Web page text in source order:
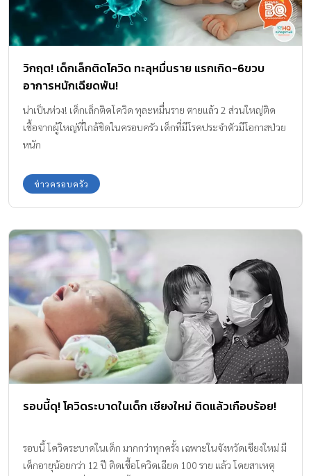
วิกฤต! เด็กเล็กติดโควิด ทะลุหมื่นราย แรกเกิด-6ขวบ
อาการหนักเฉียดพัน!
น่าเป็นห่วง! เด็กเล็กติดโควิด ทุละหมื่นราย ตายแล้ว 2 ส่วนใหญ่ติด
เชื้อจากผู้ใหญ่ที่ใกล้ชิดในครอบครัว เด็กที่มีโรคประจำตัวมีโอกาสป่วย
หนัก
ข่าวครอบครัว
รอบนี้ดุ! โควิดระบาดในเด็ก เชียงใหม่ ติดแล้วเกือบร้อย!
รอบนี้ โควิดระบาดในเด็ก มากกว่าทุกครั้ง เฉพาะในจังหวัดเชียงใหม่ มี
เด็กอายุน้อยกว่า 12 ปี ติดเชื้อโควิดเฉียด 100 ราย แล้ว โดยสาเหตุ